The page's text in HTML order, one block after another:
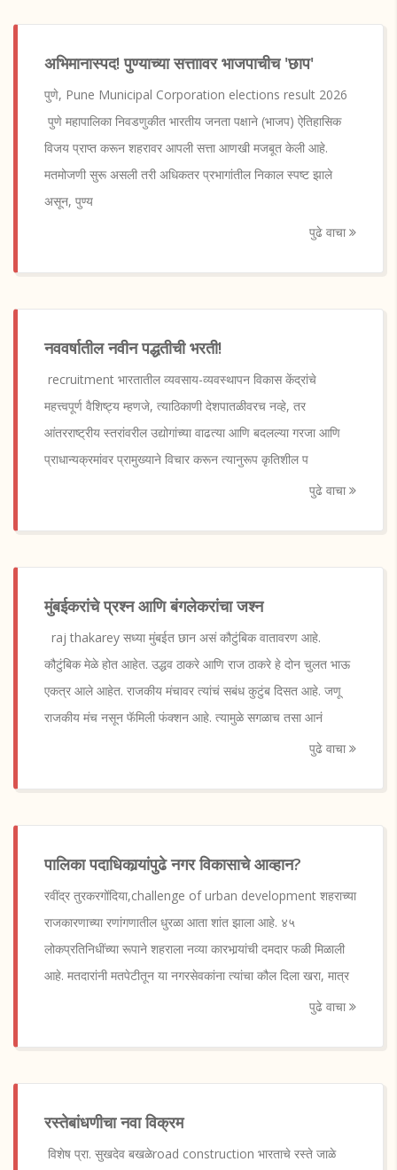
अभिमानास्पद! पुण्याच्या सत्ताावर भाजपाचीच 'छाप'
पुणे, Pune Municipal Corporation elections result 2026
पुणे महापालिका निवडणुकीत भारतीय जनता पक्षाने (भाजप) ऐतिहासिक
विजय प्राप्त करून शहरावर आपली सत्ता आणखी मजबूत केली आहे.
मतमोजणी सुरू असली तरी अधिकतर प्रभागांतील निकाल स्पष्ट झाले
असून, पुण्य
पुढे वाचा
नववर्षातील नवीन पद्धतीची भरती!
recruitment भारतातील व्यवसाय-व्यवस्थापन विकास केंद्रांचे
महत्त्वपूर्ण वैशिष्ट्य म्हणजे, त्याठिकाणी देशपातळीवरच नव्हे, तर
आंतरराष्ट्रीय स्तरांवरील उद्योगांच्या वाढत्या आणि बदलल्या गरजा आणि
प्राधान्यक्रमांवर प्रामुख्याने विचार करून त्यानुरूप कृतिशील प
पुढे वाचा
मुंबईकरांचे प्रश्न आणि बंगलेकरांचा जश्न
raj thakarey सध्या मुंबईत छान असं कौटुंबिक वातावरण आहे.
कौटुंबिक मेळे होत आहेत. उद्धव ठाकरे आणि राज ठाकरे हे दोन चुलत भाऊ
एकत्र आले आहेत. राजकीय मंचावर त्यांचं सबंध कुटुंब दिसत आहे. जणू
राजकीय मंच नसून फॅमिली फंक्शन आहे. त्यामुळे सगळाच तसा आनं
पुढे वाचा
पालिका पदाधिकार्‍यांपुढे नगर विकासाचे आव्हान?
रवींद्र तुरकरगोंदिया,challenge of urban development शहराच्या
राजकारणाच्या रणांगणातील धुरळा आता शांत झाला आहे. ४५
लोकप्रतिनिधींच्या रूपाने शहराला नव्या कारभार्‍यांची दमदार फळी मिळाली
आहे. मतदारांनी मतपेटीतून या नगरसेवकांना त्यांचा कौल दिला खरा, मात्र
पुढे वाचा
रस्तेबांधणीचा नवा विक्रम
विशेष प्रा. सुखदेव बखळेroad construction भारताचे रस्ते जाळे